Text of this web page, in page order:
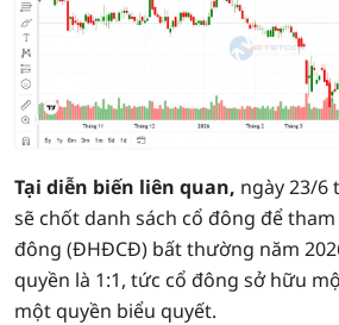
Tại diễn biến liên quan, ngày 23/6
sẽ chốt danh sách cổ đông để
đông (ĐHĐCĐ) bất thường năm
quyền là 1:1, tức cổ đông sở hữu
một quyền biểu quyết.